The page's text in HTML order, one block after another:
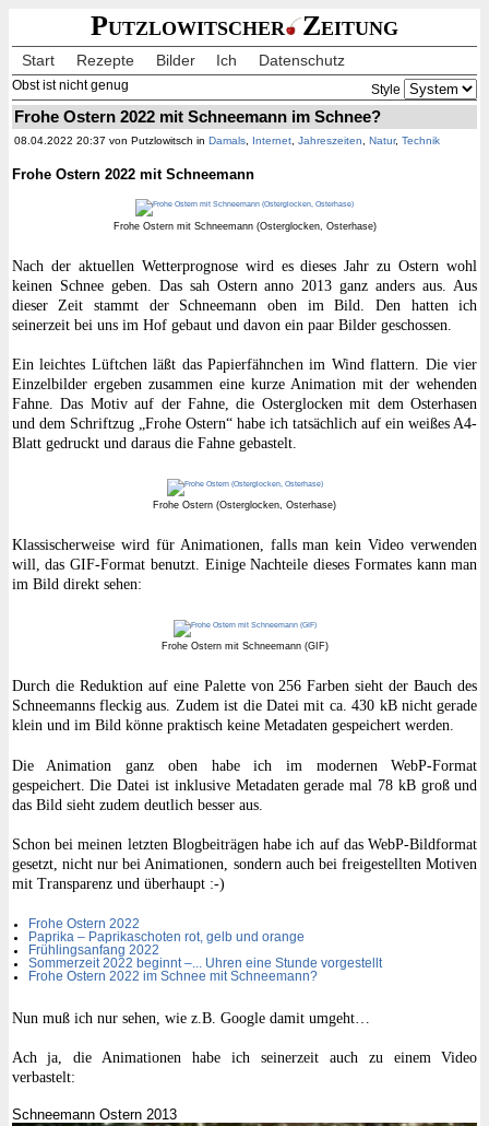
Putzlowitscher Zeitung
Start Rezepte Bilder Ich Datenschutz
Obst ist nicht genug Style
Frohe Ostern 2022 mit Schneemann im Schnee?
08.04.2022 20:37 von Putzlowitsch in Damals, Internet, Jahreszeiten, Natur, Technik
Frohe Ostern 2022 mit Schneemann
Frohe Ostern mit Schneemann (Osterglocken, Osterhase)
Nach der aktuellen Wetterprognose wird es dieses Jahr zu Ostern wohl
keinen Schnee geben. Das sah Ostern anno 2013 ganz anders aus. Aus
dieser Zeit stammt der Schneemann oben im Bild. Den hatten ich
seinerzeit bei uns im Hof gebaut und davon ein paar Bilder geschossen.
Ein leichtes Lüftchen läßt das Papierfähnchen im Wind flattern. Die vier
Einzelbilder ergeben zusammen eine kurze Animation mit der wehenden
Fahne. Das Motiv auf der Fahne, die Osterglocken mit dem Osterhasen
und dem Schriftzug „Frohe Ostern“ habe ich tatsächlich auf ein weißes A4-
Blatt gedruckt und daraus die Fahne gebastelt.
Frohe Ostern (Osterglocken, Osterhase)
Klassischerweise wird für Animationen, falls man kein Video verwenden
will, das GIF-Format benutzt. Einige Nachteile dieses Formates kann man
im Bild direkt sehen:
Frohe Ostern mit Schneemann (GIF)
Durch die Reduktion auf eine Palette von 256 Farben sieht der Bauch des
Schneemanns fleckig aus. Zudem ist die Datei mit ca. 430 kB nicht gerade
klein und im Bild könne praktisch keine Metadaten gespeichert werden.
Die Animation ganz oben habe ich im modernen WebP-Format
gespeichert. Die Datei ist inklusive Metadaten gerade mal 78 kB groß und
das Bild sieht zudem deutlich besser aus.
Schon bei meinen letzten Blogbeiträgen habe ich auf das WebP-Bildformat
gesetzt, nicht nur bei Animationen, sondern auch bei freigestellten Motiven
mit Transparenz und überhaupt :-)
Frohe Ostern 2022
Paprika – Paprikaschoten rot, gelb und orange
Frühlingsanfang 2022
Sommerzeit 2022 beginnt –
Uhren eine Stunde vorgestellt
Frohe Ostern 2022 im Schnee mit Schneemann?
Nun muß ich nur sehen, wie z.B. Google damit umgeht…
Ach ja, die Animationen habe ich seinerzeit auch zu einem Video
verbastelt:
Schneemann Ostern 2013